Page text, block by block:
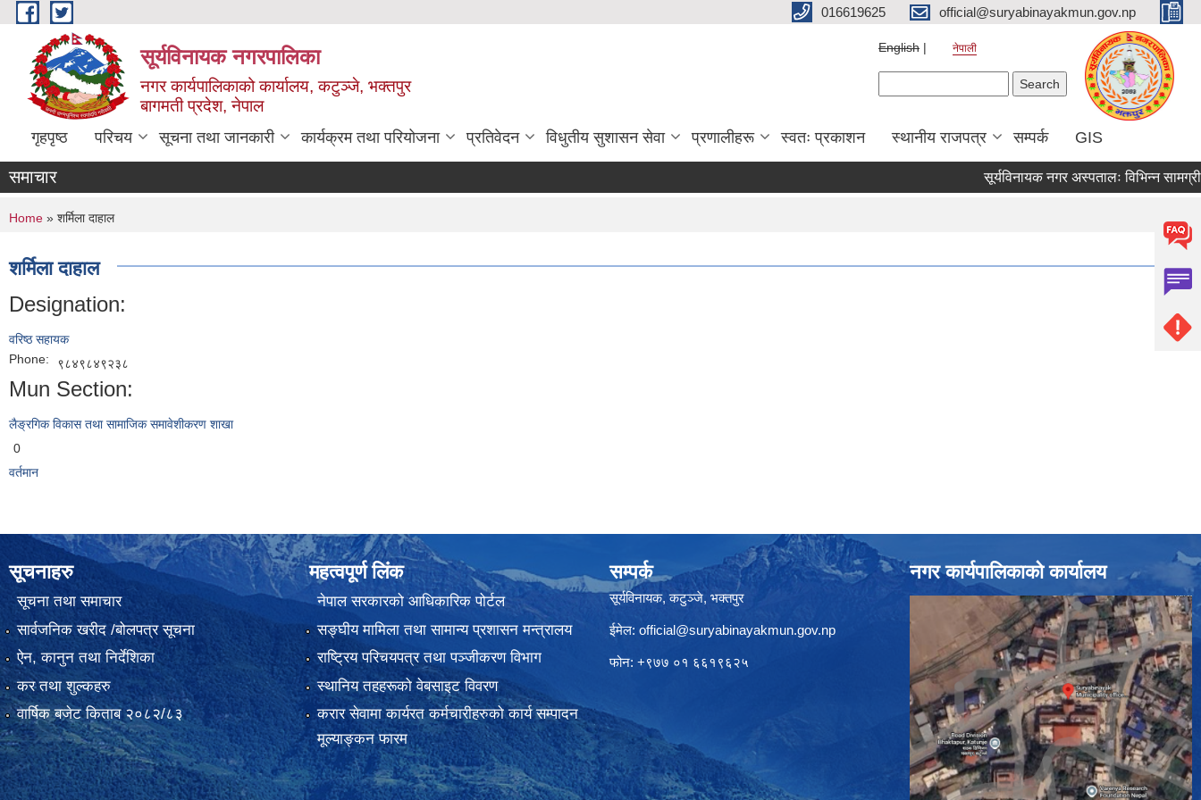
Skip to main content 016619625 official@suryabinayakmun.gov.np
सूर्यविनायक नगरपालिका
नगर कार्यपालिकाको कार्यालय, कटुञ्जे, भक्तपुर
बागमती प्रदेश, नेपाल
English नेपाली
गृहपृष्ठ परिचय सूचना तथा जानकारी कार्यक्रम तथा परियोजना प्रतिवेदन विधुतीय सुशासन सेवा प्रणालीहरू स्वतः प्रकाशन स्थानीय राजपत्र सम्पर्क GIS
समाचार सूर्यविनायक नगर अस्पतालः विभिन्न सामग्री
You are here
Home » शर्मिला दाहाल
शर्मिला दाहाल
Designation:
वरिष्ठ सहायक
Phone:
९८४९८४९२३८
Mun Section:
लैङ्रगिक विकास तथा सामाजिक समावेशीकरण शाखा
0
वर्तमान
सूचनाहरु
सूचना तथा समाचार
सार्वजनिक खरीद /बोलपत्र सूचना
ऐन, कानुन तथा निर्देशिका
कर तथा शुल्कहरु
वार्षिक बजेट किताब २०८२/८३
महत्वपूर्ण लिंक
नेपाल सरकारको आधिकारिक पोर्टल
सङ्‍घीय मामिला तथा सामान्य प्रशासन मन्त्रालय
राष्ट्रिय परिचयपत्र तथा पञ्जीकरण विभाग
स्थानिय तहहरूको वेबसाइट विवरण
करार सेवामा कार्यरत कर्मचारीहरुको कार्य सम्पादन
मूल्याङ्कन फारम
सम्पर्क
सूर्यविनायक, कटुञ्जे, भक्तपुर
ईमेल: official@suryabinayakmun.gov.np
फोन: +९७७ ०१ ६६१९६२५
नगर कार्यपालिकाको कार्यालय